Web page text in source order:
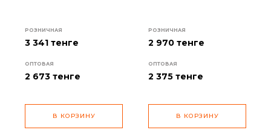
РОЗНИЧНАЯ
3 341 тенге
ОПТОВАЯ
2 673 тенге
В КОРЗИНУ
РОЗНИЧНАЯ
2 970 тенге
ОПТОВАЯ
2 375 тенге
В КОРЗИНУ